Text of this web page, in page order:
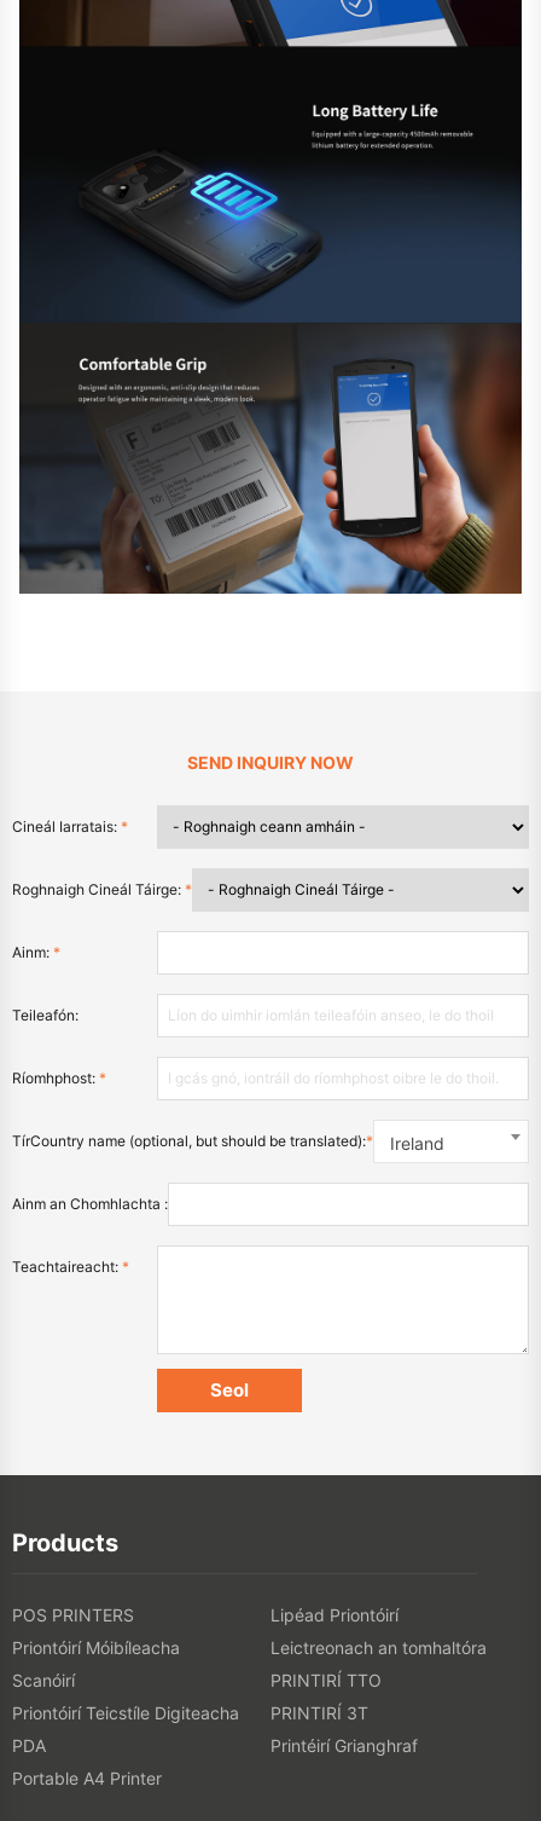
SEND INQUIRY NOW
Cineál Iarratais: *
Roghnaigh Cineál Táirge: *
Ainm: *
Teileafón:
Ríomhphost: *
TírCountry name (optional, but should be translated):* Ireland
Ainm an Chomhlachta :
Teachtaireacht: *
Products
POS PRINTERS
Lipéad Priontóirí
Priontóirí Móibíleacha
Leictreonach an tomhaltóra
Scanóirí
PRINTIRÍ TTO
Priontóirí Teicstíle Digiteacha
PRINTIRÍ 3T
PDA
Printéirí Grianghraf
Portable A4 Printer